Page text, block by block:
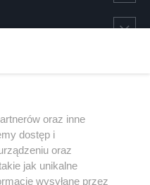
oraz inne
dostęp i
oraz
jak unikalne
wysyłane przez